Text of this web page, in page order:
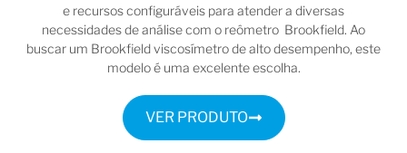
e recursos configuráveis para atender a diversas
necessidades de análise com o reômetro Brookfield. Ao
buscar um Brookfield viscosímetro de alto desempenho, este
modelo é uma excelente escolha.
VER PRODUTO